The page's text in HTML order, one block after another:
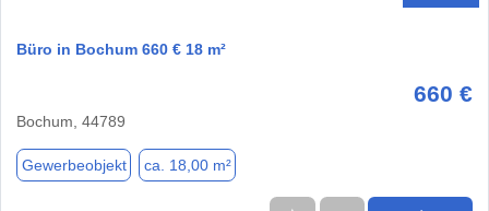
Büro in Bochum 660 € 18 m²
660 €
Bochum, 44789
Gewerbeobjekt ca. 18,00 m²